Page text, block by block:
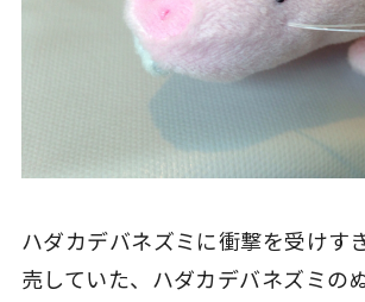
ハダカデバネズミに衝撃を受けす
売していた、ハダカデバネズミの